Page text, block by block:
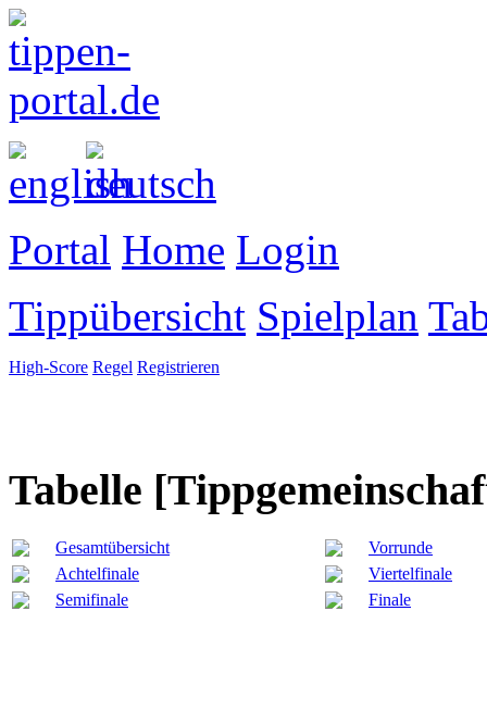
Portal Home Login
Tippübersicht Spielplan
High-Score Regel Registrieren
Tabelle
Gesamtübersicht
Vorrunde
Achtelfinale
Viertelfinale
Semifinale
Finale